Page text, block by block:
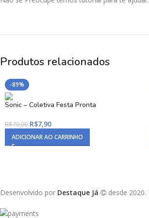
Produtos relacionados
-89%
Sonic – Coletiva Festa Pronta
R$70,00 R$7,90
ADICIONAR AO CARRINHO
Desenvolvido por Destaque Já desde